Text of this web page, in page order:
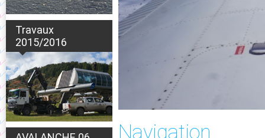
Travaux
2015/2016
Navigation